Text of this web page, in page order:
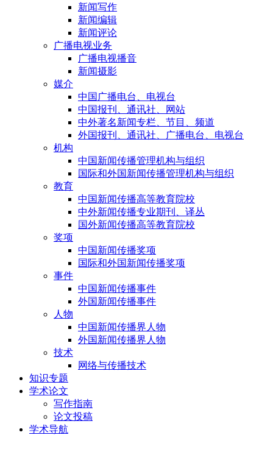
新闻写作
新闻编辑
新闻评论
广播电视业务
广播电视播音
新闻摄影
媒介
中国广播电台、电视台
中国报刊、通讯社、网站
中外著名新闻专栏、节目、频道
外国报刊、通讯社、广播电台、电视台
机构
中国新闻传播管理机构与组织
国际和外国新闻传播管理机构与组织
教育
中国新闻传播高等教育院校
中外新闻传播专业期刊、译丛
国外新闻传播高等教育院校
奖项
中国新闻传播奖项
国际和外国新闻传播奖项
事件
中国新闻传播事件
外国新闻传播事件
人物
中国新闻传播界人物
外国新闻传播界人物
技术
网络与传播技术
知识专题
学术论文
写作指南
论文投稿
学术导航